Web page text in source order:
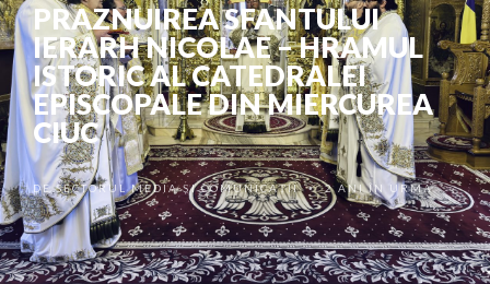
PRAZNUIREA SFANTULUI
IERARH NICOLAE – HRAMUL
ISTORIC AL CATEDRALEI
EPISCOPALE DIN MIERCUREA
CIUC
DESECTORUL MEDIA ȘI COMUNICAȚII •2 ANI ÎN URMĂ